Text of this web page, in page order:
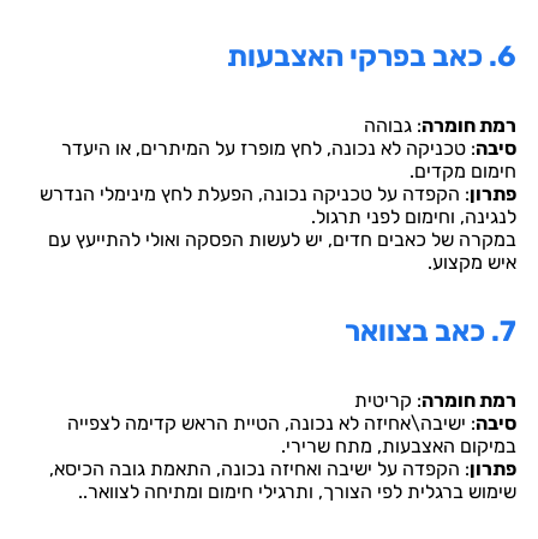
6. כאב בפרקי האצבעות
רמת חומרה: גבוהה
סיבה: טכניקה לא נכונה, לחץ מופרז על המיתרים, או היעדר
חימום מקדים.
פתרון: הקפדה על טכניקה נכונה, הפעלת לחץ מינימלי הנדרש
לנגינה, וחימום לפני תרגול.
במקרה של כאבים חדים, יש לעשות הפסקה ואולי להתייעץ עם
איש מקצוע.
7. כאב בצוואר
רמת חומרה: קריטית
סיבה: ישיבה\אחיזה לא נכונה, הטיית הראש קדימה לצפייה
במיקום האצבעות, מתח שרירי.
פתרון: הקפדה על ישיבה ואחיזה נכונה, התאמת גובה הכיסא,
שימוש ברגלית לפי הצורך, ותרגילי חימום ומתיחה לצוואר..